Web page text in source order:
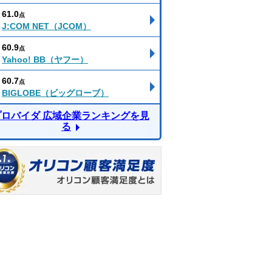
61.0点
J:COM NET（JCOM）
60.9点
Yahoo! BB（ヤフー）
60.7点
BIGLOBE（ビッグローブ）
バイダ 広域企業ランキングを見
る